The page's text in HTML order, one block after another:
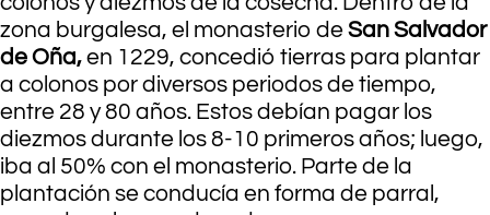
zona burgalesa, el monasterio deSan Salvador
de Oña,en 1229, concedió tierras para plantar
a colonos por diversos periodos de tiempo,
entre 28 y 80 años. Estos debían pagar los
diezmos durante los 8-10 primeros años; luego,
iba al 50% con el monasterio. Parte de la
plantación se conducía en forma de parral,